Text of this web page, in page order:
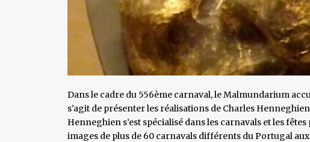
Dans le cadre du 556ème carnaval, le Malmundarium
s'agit de présenter les réalisations de Charles
Henneghien s’est spécialisé dans les carnavals et les
images de plus de 60 carnavals différents du Portugal